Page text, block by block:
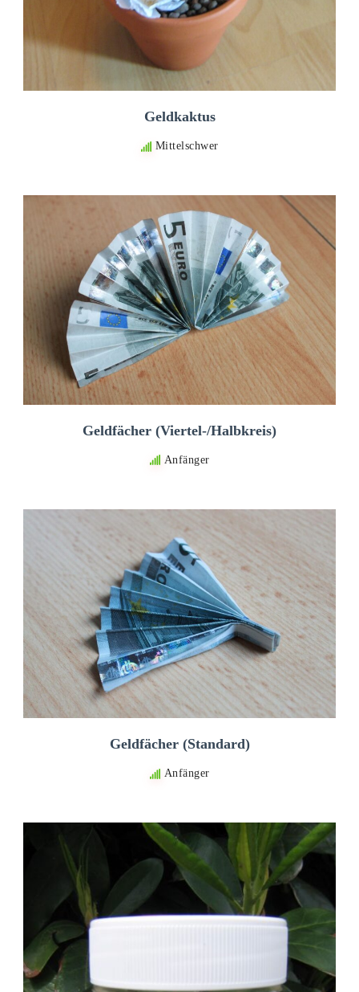
Geldkaktus
Mittelschwer
Geldfächer (Viertel-/Halbkreis)
Anfänger
Geldfächer (Standard)
Anfänger